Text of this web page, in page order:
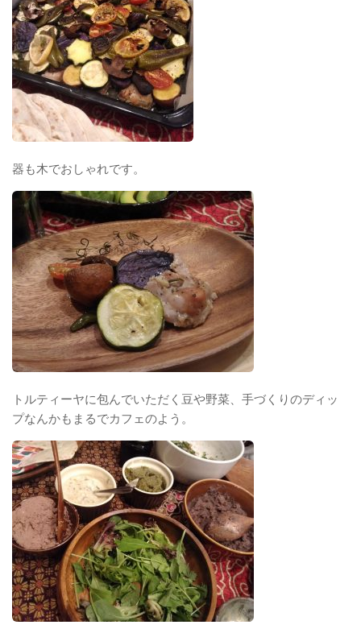
器も木でおしゃれです。
トルティーヤに包んでいただく豆や野菜、手づくりのディッ
プなんかもまるでカフェのよう。